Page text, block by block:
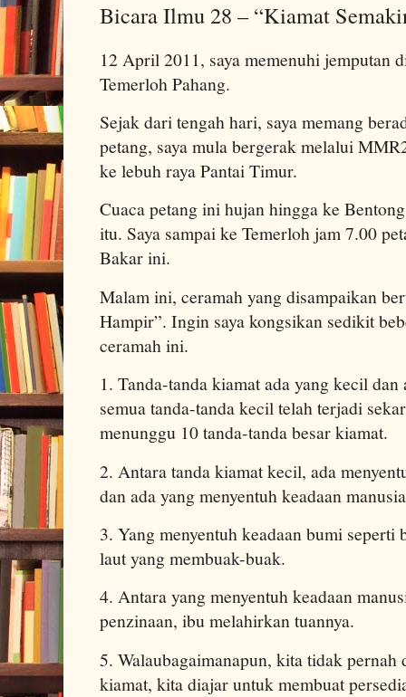
Bicara Ilmu 28 – “Kiamat
12 April 2011, saya memenuhi jemputan
Temerloh Pahang.
Sejak dari tengah hari, saya memang
petang, saya mula bergerak melalui
ke lebuh raya Pantai Timur.
Cuaca petang ini hujan hingga ke
itu. Saya sampai ke Temerloh jam 7.00
Bakar ini.
Malam ini, ceramah yang disampaikan
Hampir”. Ingin saya kongsikan sedikit
ceramah ini.
1. Tanda-tanda kiamat ada yang kecil
semua tanda-tanda kecil telah terjadi
menunggu 10 tanda-tanda besar kiamat.
2. Antara tanda kiamat kecil, ada
dan ada yang menyentuh keadaan
3. Yang menyentuh keadaan bumi seperti
laut yang membuak-buak.
4. Antara yang menyentuh keadaan
penzinaan, ibu melahirkan tuannya.
5. Walaubagaimanapun, kita tidak
kiamat, kita diajar untuk membuat